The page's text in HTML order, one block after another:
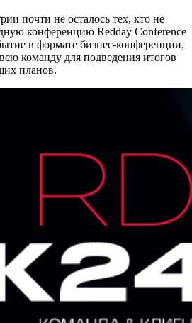
почти не осталось тех, кто не
конференцию Redday Conference
в формате бизнес-конференции,
команду для подведения итогов
планов.